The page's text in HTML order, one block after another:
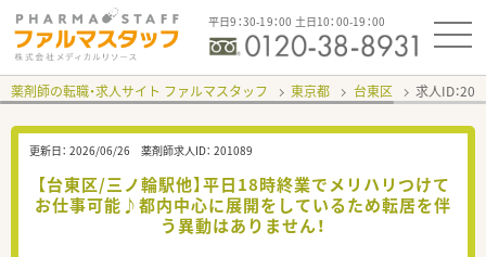
平日9：30-19：00 土日10：00-19：00
薬剤師の転職・求人サイト ファルマスタッフ 東京都 台東区 求人ID：
更新日： 2026/06/26 薬剤師求人ID： 201089
【台東区/三ノ輪駅他】平日18時終業でメリハリつけて
お仕事可能♪都内中心に展開をしているため転居を伴
う異動はありません！